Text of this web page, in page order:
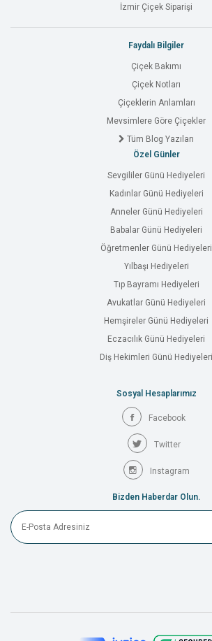
İzmir Çiçek Siparişi
Faydalı Bilgiler
Çiçek Bakımı
Çiçek Notları
Çiçeklerin Anlamları
Mevsimlere Göre Çiçekler
Tüm Blog Yazıları
Özel Günler
Sevgililer Günü Hediyeleri
Kadınlar Günü Hediyeleri
Anneler Günü Hediyeleri
Babalar Günü Hediyeleri
Öğretmenler Günü Hediyeleri
Yılbaşı Hediyeleri
Tıp Bayramı Hediyeleri
Avukatlar Günü Hediyeleri
Hemşireler Günü Hediyeleri
Eczacılık Günü Hediyeleri
Diş Hekimleri Günü Hediyeleri
Sosyal Hesaplarımız
Facebook
Twitter
Instagram
Bizden Haberdar Olun.